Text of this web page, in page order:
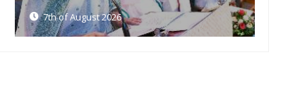
7th of August 2026